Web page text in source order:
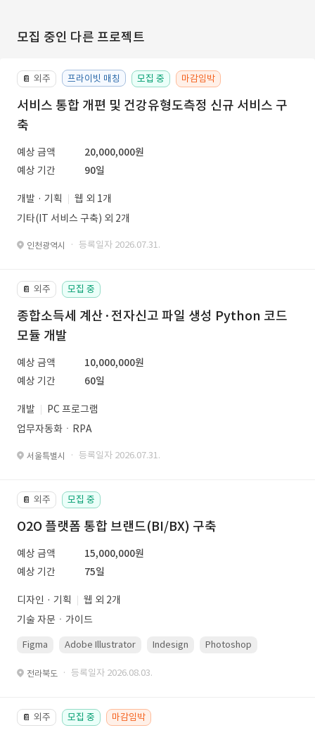
모집 중인 다른 프로젝트
📔 외주 프라이빗 매칭 모집 중 마감임박
서비스 통합 개편 및 건강유형도측정 신규 서비스 구
축
예상 금액
20,000,000원
예상 기간
90일
개발 · 기획
웹 외 1개
기타(IT 서비스 구축) 외 2개
인천광역시 · 등록일자 2026.07.31.
📔 외주 모집 중
종합소득세 계산·전자신고 파일 생성 Python 코드
모듈 개발
예상 금액
10,000,000원
예상 기간
60일
개발
PC 프로그램
업무자동화ㆍRPA
서울특별시 · 등록일자 2026.07.31.
📔 외주 모집 중
O2O 플랫폼 통합 브랜드(BI/BX) 구축
예상 금액
15,000,000원
예상 기간
75일
디자인 · 기획
웹 외 2개
기술 자문ㆍ가이드
Figma Adobe Illustrator Indesign Photoshop
전라북도 · 등록일자 2026.08.03.
📔 외주 모집 중 마감임박